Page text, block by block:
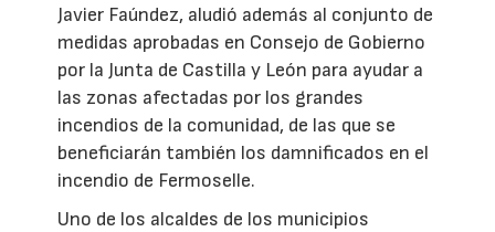
Javier Faúndez, aludió además al conjunto de
medidas aprobadas en Consejo de Gobierno
por la Junta de Castilla y León para ayudar a
las zonas afectadas por los grandes
incendios de la comunidad, de las que se
beneficiarán también los damnificados en el
incendio de Fermoselle.
Uno de los alcaldes de los municipios